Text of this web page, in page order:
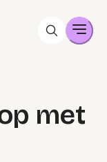
met